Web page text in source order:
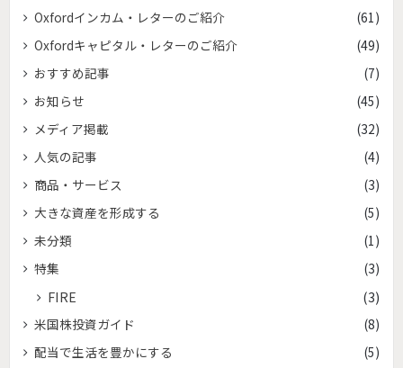
Oxfordインカム・レターのご紹介
(61)
Oxfordキャピタル・レターのご紹介
(49)
おすすめ記事
(7)
お知らせ
(45)
メディア掲載
(32)
人気の記事
(4)
商品・サービス
(3)
大きな資産を形成する
(5)
未分類
(1)
特集
(3)
FIRE (3)
米国株投資ガイド
(8)
配当で生活を豊かにする
(5)